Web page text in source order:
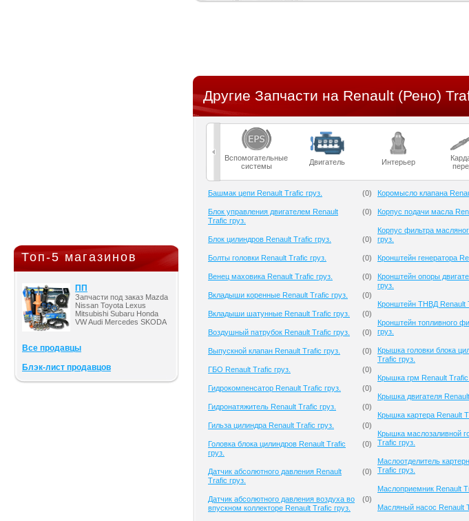
Топ-5 магазинов
ПП
Запчасти под заказ Mazda
Nissan Toyota Lexus
Mitsubishi Subaru Honda
VW Audi Mercedes SKODA
Все продавцы
Блэк-лист продавцов
Другие Запчасти на Renault (Рено)
Вспомогательные
системы
Двигатель Интерьер
Башмак цепи Renault Trafic груз. (0)
Блок управления двигателем Renault
Trafic груз.
(0)
Блок цилиндров Renault Trafic груз. (0)
Болты головки Renault Trafic груз. (0)
Венец маховика Renault Trafic груз. (0)
Вкладыши коренные Renault Trafic груз. (0)
Вкладыши шатунные Renault Trafic груз. (0)
Воздушный патрубок Renault Trafic груз. (0)
Выпускной клапан Renault Trafic груз. (0)
ГБО Renault Trafic груз. (0)
Гидрокомпенсатор Renault Trafic груз. (0)
Гидронатяжитель Renault Trafic груз. (0)
Гильза цилиндра Renault Trafic груз. (0)
Головка блока цилиндров Renault Trafic
груз.
(0)
Датчик абсолютного давления Renault
Trafic груз.
(0)
Датчик абсолютного давления воздуха во
впускном коллекторе Renault Trafic груз.
(0)
Коромысло клапана
Корпус подачи масла
Корпус фильтра
груз.
Кронштейн генератора
Кронштейн опоры
груз.
Кронштейн ТНВД Renault
Кронштейн топливного
груз.
Крышка головки блока
Trafic груз.
Крышка грм Renault Trafic
Крышка двигателя
Крышка картера Renault
Крышка маслозаливной
Trafic груз.
Маслоотделитель
Trafic груз.
Маслоприемник Renault
Масляный насос Renault